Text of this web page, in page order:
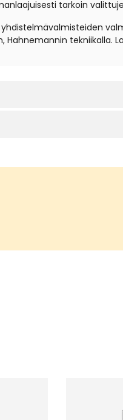
tarkoin
Hahnemannin tekniikalla.